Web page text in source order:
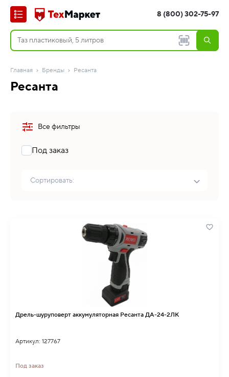
8 (800) 302-75-97
Главная Бренды Ресанта
Ресанта
Все фильтры
Под заказ
Сортировать:
Дрель-шуруповерт аккумуляторная Ресанта ДА-24-2ЛК
Артикул: 127767
Под заказ